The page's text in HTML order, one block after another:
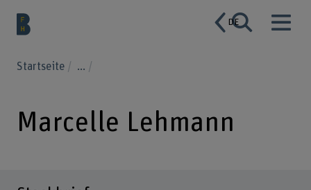
DE
Startseite ...
Marcelle Lehmann